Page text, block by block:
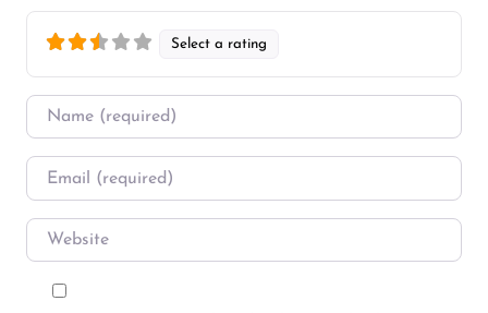
Select a rating
Name
Email
Website